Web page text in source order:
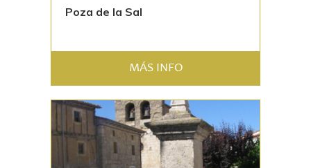
Poza de la Sal
MÁS INFO